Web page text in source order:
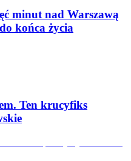
minut nad Warszawą
końca życia
Ten krucyfiks